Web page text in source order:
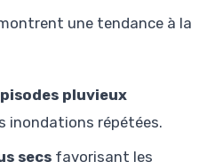
une tendance à la
pluvieux
inondations répétées.
secs favorisant les